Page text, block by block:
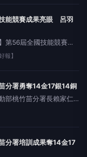
苗分署長期投入技能培
能競賽成果亮眼 呂羽
第56屆全國技能競賽於8
力發展署桃竹苗分署在
署長期投入技能
報】
分署勇奪14金17銀14銅
部桃竹苗分署長賴家仁
。第56屆全國技能競賽
與52項職類競賽，勇奪
分署培訓成果奪14金17